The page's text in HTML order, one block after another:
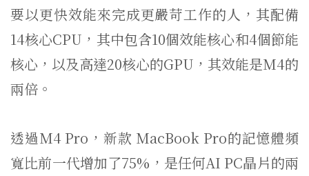
要以更快效能來完成更嚴苛工作的人，其配備
14核心CPU，其中包含10個效能核心和4個節能
核心，以及高達20核心的GPU，其效能是M4的
兩倍。
透過M4 Pro，新款 MacBook Pro的記憶體頻
寬比前一代增加了75%，是任何AI PC晶片的兩